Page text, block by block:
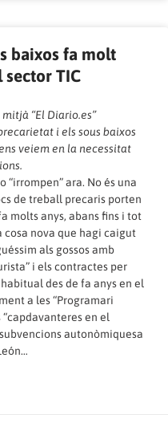
baixos fa molt
TIC
“El Diario.es”
i els sous baixos
veiem en la necessitat
“irrompen” ara. No és una
de treball precaris porten
molts anys, abans fins i tot
cosa nova que hagi caigut
als gossos amb
i els contractes per
des de fa anys en el
a les “Programari
en el
autonòmiquesa